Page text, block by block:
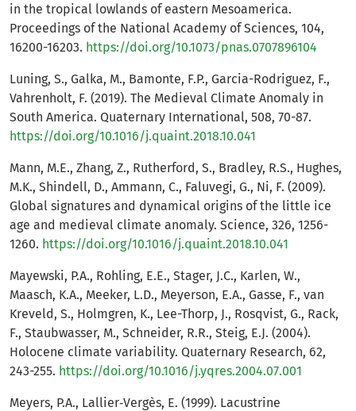
in the tropical lowlands of eastern Mesoamerica.
Proceedings of the National Academy of Sciences, 104,
16200-16203. https://doi.org/10.1073/pnas.0707896104
Luning, S., Galka, M., Bamonte, F.P., Garcia-Rodriguez, F.,
Vahrenholt, F. (2019). The Medieval Climate Anomaly in
South America. Quaternary International, 508, 70-87.
https://doi.org/10.1016/j.quaint.2018.10.041
Mann, M.E., Zhang, Z., Rutherford, S., Bradley, R.S., Hughes,
M.K., Shindell, D., Ammann, C., Faluvegi, G., Ni, F. (2009).
Global signatures and dynamical origins of the little ice
age and medieval climate anomaly. Science, 326, 1256-
1260. https://doi.org/10.1016/j.quaint.2018.10.041
Mayewski, P.A., Rohling, E.E., Stager, J.C., Karlen, W.,
Maasch, K.A., Meeker, L.D., Meyerson, E.A., Gasse, F., van
Kreveld, S., Holmgren, K., Lee-Thorp, J., Rosqvist, G., Rack,
F., Staubwasser, M., Schneider, R.R., Steig, E.J. (2004).
Holocene climate variability. Quaternary Research, 62,
243-255. https://doi.org/10.1016/j.yqres.2004.07.001
Meyers, P.A., Lallier‐Vergès, E. (1999). Lacustrine